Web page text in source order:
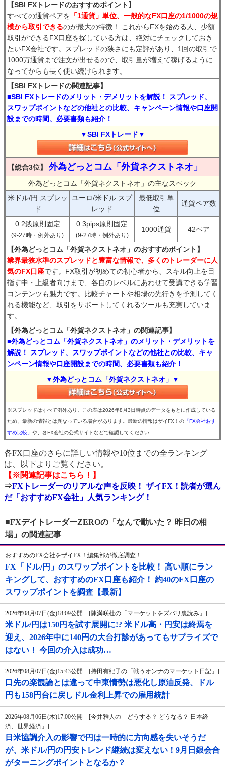
【SBI FXトレードのおすすめポイント】
すべての通貨ペアを 「1通貨」単位、一般的なFX口座の1/1000の規
模から取引できるのが最大の特徴！ これからFXを始める人、少額
取引ができるFX口座を探している方は、絶対にチェックしておき
たいFX会社です。スプレッドの狭さにも定評があり、1回の取引で
1000万通貨まで注文が出せるので、取引量が増えて稼げるように
なってからも長く使い続けられます。
【SBI FXトレードの関連記事】
■SBI FXトレードのメリット・デメリットを解説！ スプレッド、
スワップポイントなどの他社との比較、キャンペーン情報や口座開
設までの時間、必要書類も紹介！
▼SBI FXトレード▼
【総合3位】 外為どっとコム「外貨ネクストネオ」
外為どっとコム「外貨ネクストネオ」の主なスペック
米ドル/円 スプレッ
ド
ユーロ/米ドル スプ
レッド
最低取引単
位
通貨ペア数
0.2銭原則固定
(9-27時・例外あり)
0.3pips原則固定
(9-27時・例外あり)
1000通貨 42ペア
【外為どっとコム「外貨ネクストネオ」のおすすめポイント】
業界最狭水準のスプレッドと豊富な情報で、多くのトレーダーに人
気のFX口座です。FX取引が初めての初心者から、スキル向上を目
指す中・上級者向けまで、各自のレベルにあわせて受講できる学習
コンテンツも魅力です。比較チャートや相場の先行きを予測してく
れる機能など、取引をサポートしてくれるツールも充実していま
す。
【外為どっとコム「外貨ネクストネオ」の関連記事】
■外為どっとコム「外貨ネクストネオ」のメリット・デメリットを
解説！ スプレッド、スワップポイントなどの他社との比較、キャ
ンペーン情報や口座開設までの時間、必要書類も紹介！
▼外為どっとコム「外貨ネクストネオ」▼
※スプレッドはすべて例外あり。この表は2026年8月3日時点のデータをもとに作成している
ため、最新の情報とは異なっている場合があります。最新の情報はザイFX！の 「FX会社おす
すめ比較」 や、各FX会社の公式サイトなどで確認してください
各FX口座のさらに詳しい情報や10位までの全ランキング
は、以下よりご覧ください。
【※関連記事はこちら！】
⇒FXトレーダーのリアルな声を反映！ ザイFX！読者が選ん
だ「おすすめFX会社」人気ランキング！
■FXデイトレーダーZEROの「なんで動いた？ 昨日の相
場」の関連記事
おすすめのFX会社をザイFX！編集部が徹底調査！
FX「ドル/円」のスワップポイントを比較！ 高い順にラン
キングして、おすすめのFX口座も紹介！ 約40のFX口座の
スワップポイントを調査【最新】
2026年08月07日(金)18:09公開 [陳満咲杜の「マーケットをズバリ裏読み」]
米ドル/円は150円を試す展開に!? 米ドル高・円安は終焉を
迎え、2026年中に140円の大台打診があってもサプライズで
はない！ 今回の介入は成功…
2026年08月07日(金)15:43公開 [持田有紀子の「戦うオンナのマーケット日記」]
口先の楽観論とは違って中東情勢は悪化し原油反発、ドル
円も158円台に戻しドル金利上昇での雇用統計
2026年08月06日(木)17:00公開 [今井雅人の「どうする？ どうなる？ 日本経
済、世界経済」]
日米協調介入の影響で円は一時的に方向感を失いそうだ
が、米ドル/円の円安トレンド継続は変えない！9月日銀会合
がターニングポイントとなるか？